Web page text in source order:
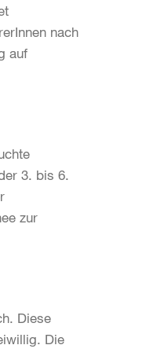
nach
auf
3. bis 6.
zur
Diese
Die